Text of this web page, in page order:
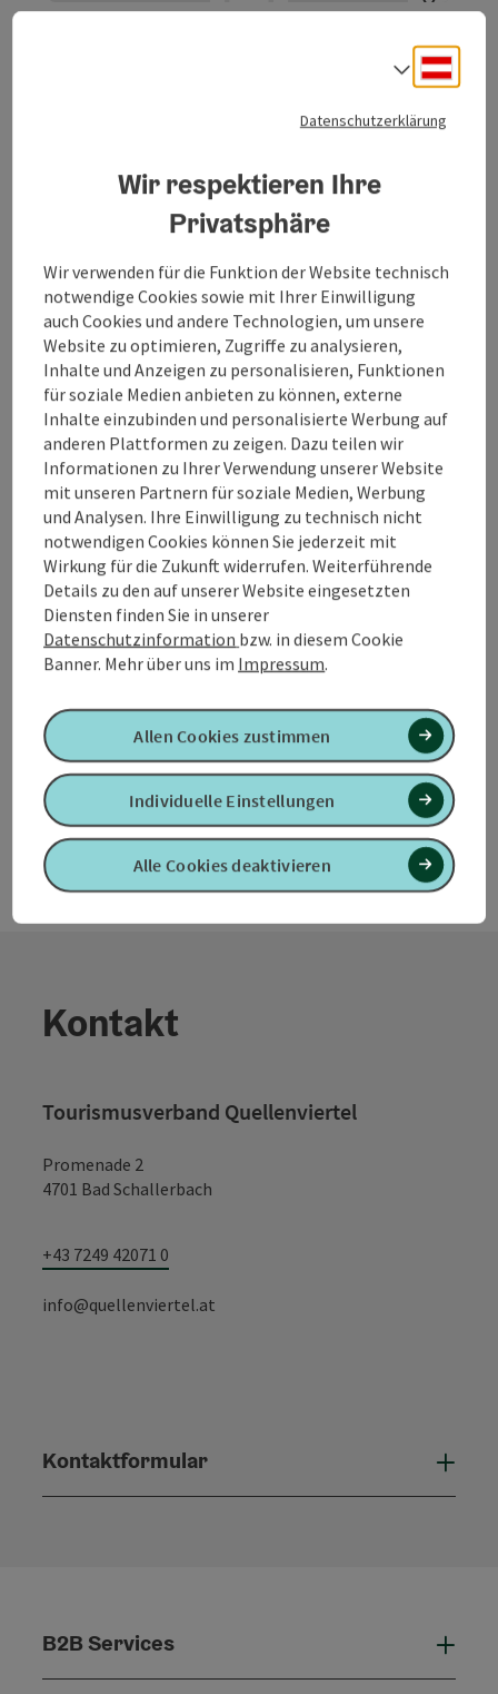
Individualpauschale: Kulturperle
01.01.2026 - 31.12.2026(weitere Termine)
Individualpauschale:
Sonntagsausflug für Familien
und Freunde
Burghausen
Angebot
Zeitraum
01.05.2026 - 01.10.2026(weitere Termine)
ab € 92,00
Seite zurück 1 2 Seite
Kontakt
Tourismusverband Quellenviertel
Promenade 2
4701 Bad Schallerbach
+43 7249 42071 0
info@quellenviertel.at
Kontaktformular
B2B Services
Datenschutzerklärung
Wir respektieren Ihre
Privatsphäre
Wir verwenden für die Funktion der Website technisch
notwendige Cookies sowie mit Ihrer Einwilligung
auch Cookies und andere Technologien, um unsere
Website zu optimieren, Zugriffe zu analysieren,
Inhalte und Anzeigen zu personalisieren, Funktionen
für soziale Medien anbieten zu können, externe
Inhalte einzubinden und personalisierte Werbung auf
anderen Plattformen zu zeigen. Dazu teilen wir
Informationen zu Ihrer Verwendung unserer Website
mit unseren Partnern für soziale Medien, Werbung
und Analysen. Ihre Einwilligung zu technisch nicht
notwendigen Cookies können Sie jederzeit mit
Wirkung für die Zukunft widerrufen. Weiterführende
Details zu den auf unserer Website eingesetzten
Diensten finden Sie in unserer
Datenschutzinformation bzw. in diesem Cookie
Banner. Mehr über uns im Impressum.
Alle Cookies deaktivieren
Individuelle Einstellungen
Allen Cookies zustimmen